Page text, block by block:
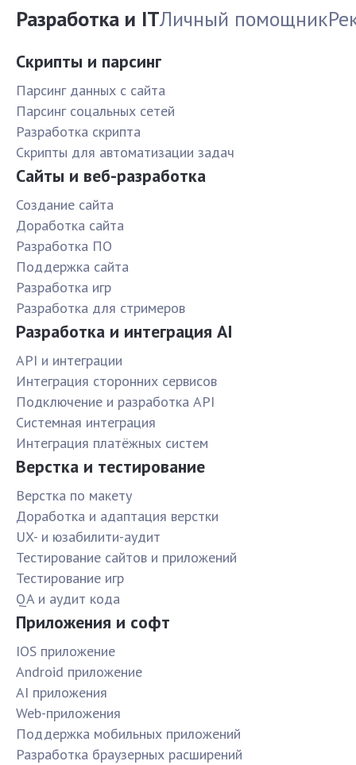
Разработка и ITЛичный помощник
Скрипты и парсинг
Парсинг данных с сайта
Парсинг соцальных сетей
Разработка скрипта
Скрипты для автоматизации задач
Сайты и веб-разработка
Создание сайта
Доработка сайта
Разработка ПО
Поддержка сайта
Разработка игр
Разработка для стримеров
Разработка и интеграция AI
API и интеграции
Интеграция сторонних сервисов
Подключение и разработка API
Системная интеграция
Интеграция платёжных систем
Верстка и тестирование
Верстка по макету
Доработка и адаптация верстки
UX- и юзабилити-аудит
Тестирование сайтов и приложений
Тестирование игр
QA и аудит кода
Приложения и софт
IOS приложение
Android приложение
AI приложения
Web-приложения
Поддержка мобильных приложений
Разработка браузерных расширений